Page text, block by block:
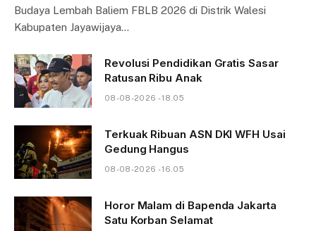
Budaya Lembah Baliem FBLB 2026 di Distrik Walesi
Kabupaten Jayawijaya…
Revolusi Pendidikan Gratis Sasar
Ratusan Ribu Anak
08-08-2026 - 18.05
Terkuak Ribuan ASN DKI WFH Usai
Gedung Hangus
08-08-2026 - 16.05
Horor Malam di Bapenda Jakarta
Satu Korban Selamat